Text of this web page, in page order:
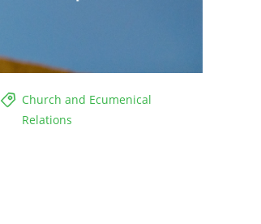
Church and Ecumenical
Relations